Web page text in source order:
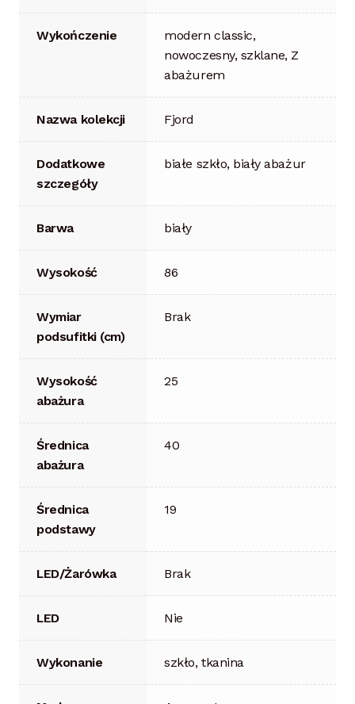
Wykończenie
modern classic,
nowoczesny, szklane, Z
abażurem
Nazwa kolekcji Fjord
Dodatkowe
szczegóły
białe szkło, biały abażur
Barwa biały
Wysokość 86
Wymiar
podsufitki (cm)
Brak
Wysokość
abażura
25
Średnica
abażura
40
Średnica
podstawy
19
LED/Żarówka Brak
LED Nie
Wykonanie szkło, tkanina